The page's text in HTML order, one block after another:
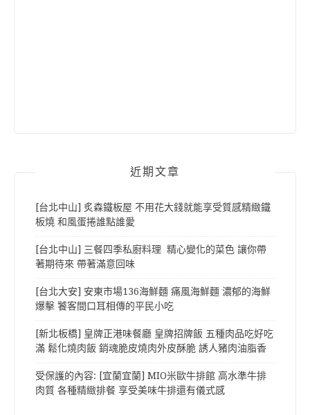
近期文章
[台北中山] 炙森鐵板屋 不用花大錢就能享受質感精緻鐵
板燒 和風蛋捲誰點誰愛
[台北中山] 三餐四季私廚料理 精心變化的菜色 讓你帶
著期待來 帶著滿意回味
[台北大安] 安東市場136海鮮麵 痛風海鮮麵 濃郁的海鮮
爆擊 饕客間口耳相傳的平民小吃
[新北板橋] 皇牌正港味餐廳 皇牌招牌飯 五種肉品吃好吃
滿 鬆化燒肉飯 銷魂脆皮燒肉外皮酥脆 誘人豬肉油脂香
受保護的內容: [宜蘭宜蘭] MIO米歐牛排館 高水準牛排
肉質 各種精緻排餐 享受美味牛排還有儀式感